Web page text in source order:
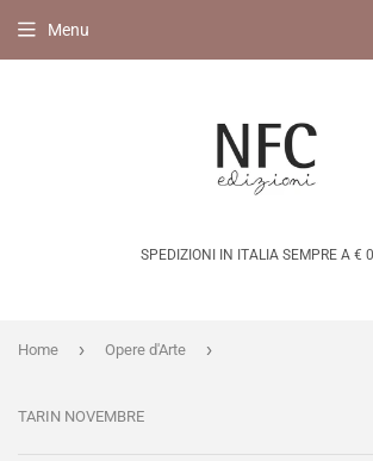
SPEDIZIONI IN ITALIA SEMPRE A €
Menu
Home › Opere d'Arte ›
TARIN NOVEMBRE